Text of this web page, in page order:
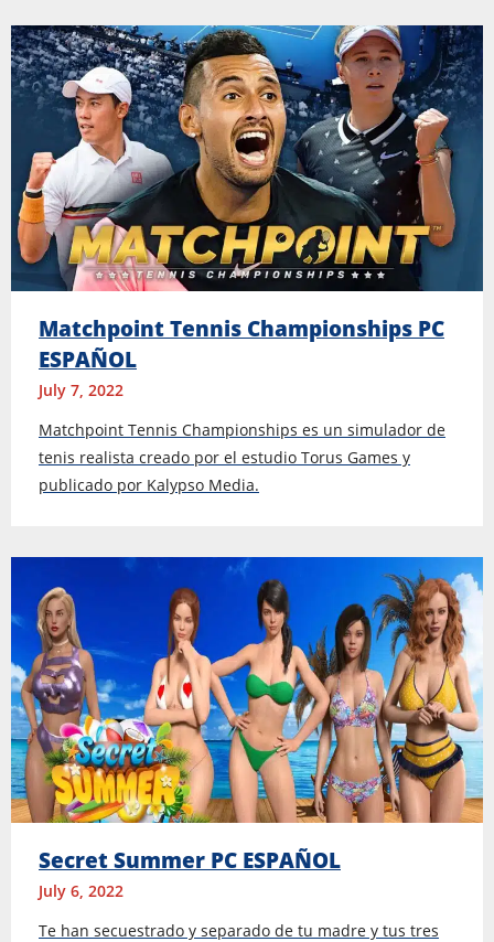
Matchpoint Tennis Championships PC
ESPAÑOL
July 7, 2022
Matchpoint Tennis Championships es un simulador de
tenis realista creado por el estudio Torus Games y
publicado por Kalypso Media.
Secret Summer PC ESPAÑOL
July 6, 2022
Te han secuestrado y separado de tu madre y tus tres